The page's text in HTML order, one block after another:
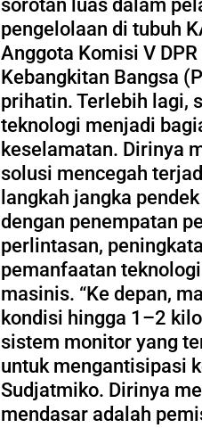
sorotan luas dalam
pengelolaan di tubuh
Anggota Komisi V
Kebangkitan Bangsa
prihatin. Terlebih lagi,
teknologi menjadi
keselamatan. Dirinya
solusi mencegah
langkah jangka
dengan penempatan
perlintasan,
pemanfaatan
masinis. “Ke depan,
kondisi hingga 1–2
sistem monitor yang
untuk mengantisipasi
Sudjatmiko. Dirinya
mendasar adalah